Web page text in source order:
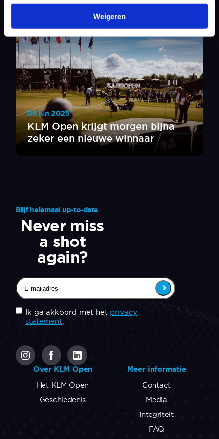
Weigeren
KLM Open krijgt morgen bijna
zeker een nieuwe winnaar
06 jun 2026
Blijf helemaal up-to-date
Never miss
a shot
again?
Email(Vereist)
Untitled (Vereist)
Ik ga akkoord met het privacy
statement.
Over KLM Open
Het KLM Open
Geschiedenis
Meer informatie
Contact
Media
Integriteit
FAQ